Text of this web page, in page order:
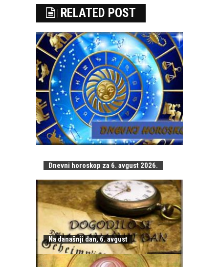
RELATED POST
Dnevni horoskop za 6. avgust 2026.
Na današnji dan, 6. avgust